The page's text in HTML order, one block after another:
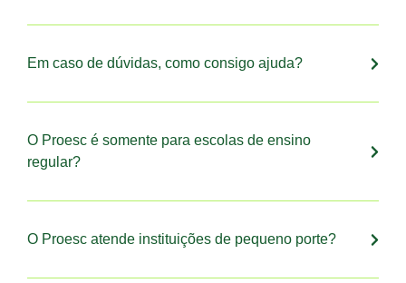
Em caso de dúvidas, como consigo ajuda?
O Proesc é somente para escolas de ensino
regular?
O Proesc atende instituições de pequeno porte?